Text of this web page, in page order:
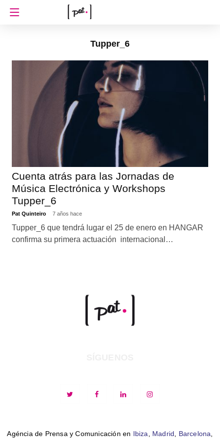
Tupper_6
Cuenta atrás para las Jornadas de
Música Electrónica y Workshops
Tupper_6
Pat Quinteiro 7 años hace
Tupper_6 que tendrá lugar el 25 de enero en HANGAR
confirma su primera actuación internacional…
Agéncia de Prensa y Comunicación en Ibiza, Madrid, Barcelona,